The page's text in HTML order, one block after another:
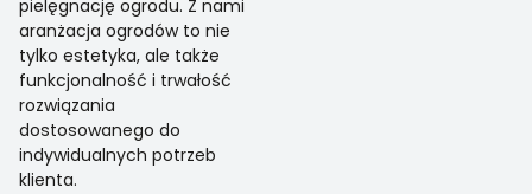
pielęgnację ogrodu. Z nami
aranżacja ogrodów to nie
tylko estetyka, ale także
funkcjonalność i trwałość
rozwiązania
dostosowanego do
indywidualnych potrzeb
klienta.